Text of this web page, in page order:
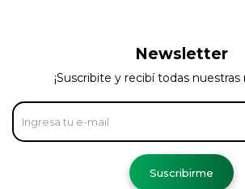
Newsletter
¡Suscribite y recibí todas nuestras
Suscribirme